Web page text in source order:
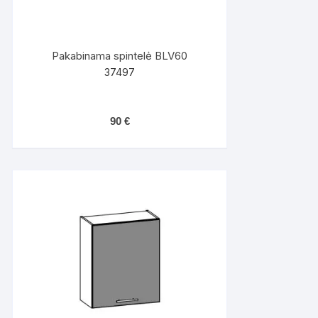
Pakabinama spintelė BLV60
37497
90 €